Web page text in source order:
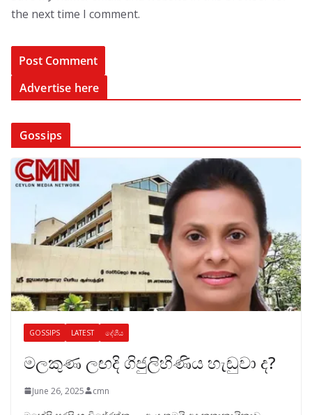
the next time I comment.
Advertise here
Gossips
GOSSIPS LATEST දේශීය
මලකුණ ලඟදි ගිජුලිහිණිය හැඬුවා ද?
June 26, 2025 cmn